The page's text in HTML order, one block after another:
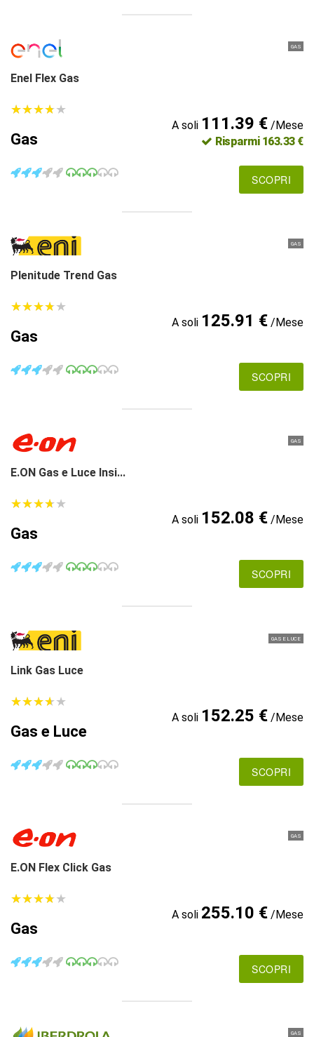
GAS
Enel Flex Gas
★★★★★
★★★★★
Gas
A soli 111.39 €/Mese
Risparmi 163.33 €
SCOPRI
GAS
Plenitude Trend Gas
★★★★★
★★★★★
Gas
A soli 125.91 €/Mese
SCOPRI
GAS
E.ON Gas e Luce Insi...
★★★★★
★★★★★
Gas
A soli 152.08 €/Mese
SCOPRI
GAS E LUCE
Link Gas Luce
★★★★★
★★★★★
Gas e Luce
A soli 152.25 €/Mese
SCOPRI
GAS
E.ON Flex Click Gas
★★★★★
★★★★★
Gas
A soli 255.10 €/Mese
SCOPRI
GAS